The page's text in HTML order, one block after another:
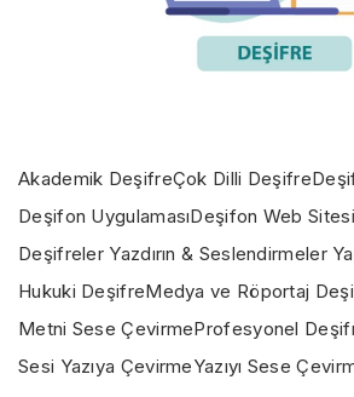
Akademik DeşifreÇok Dilli Deşifre
Deşifon UygulamasıDeşifon Web Sitesi
Deşifreler Yazdırın & Seslendirmeler
Hukuki DeşifreMedya ve Röportaj
Metni Sese ÇevirmeProfesyonel
Sesi Yazıya ÇevirmeYazıyı Sese